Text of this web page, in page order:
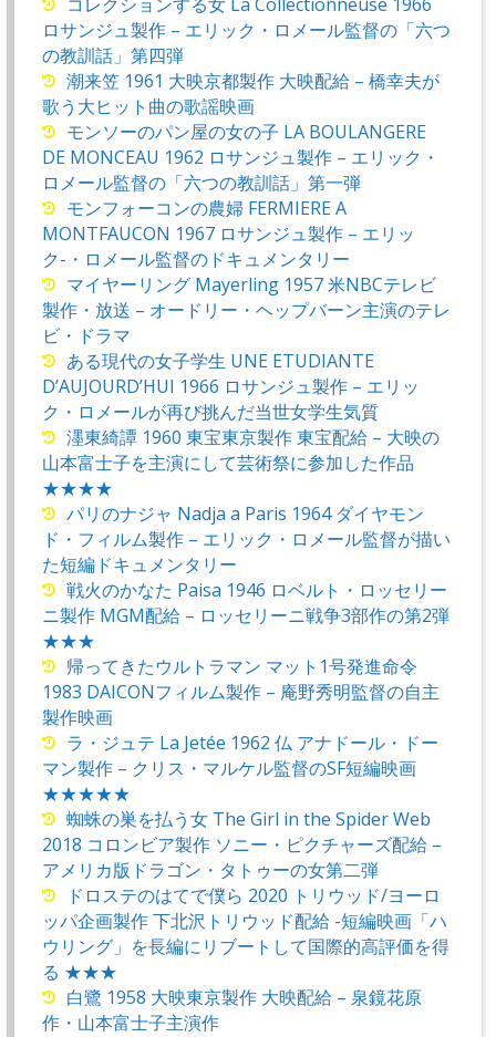
コレクションする女 La Collectionneuse 1966
ロサンジュ製作 – エリック・ロメール監督の「六つ
の教訓話」第四弾
潮来笠 1961 大映京都製作 大映配給 – 橋幸夫が
歌う大ヒット曲の歌謡映画
モンソーのパン屋の女の子 LA BOULANGERE
DE MONCEAU 1962 ロサンジュ製作 – エリック・
ロメール監督の「六つの教訓話」第一弾
モンフォーコンの農婦 FERMIERE A
MONTFAUCON 1967 ロサンジュ製作 – エリッ
ク-・ロメール監督のドキュメンタリー
マイヤーリング Mayerling 1957 米NBCテレビ
製作・放送 – オードリー・ヘップバーン主演のテレ
ビ・ドラマ
ある現代の女子学生 UNE ETUDIANTE
D’AUJOURD’HUI 1966 ロサンジュ製作 – エリッ
ク・ロメールが再び挑んだ当世女学生気質
濹東綺譚 1960 東宝東京製作 東宝配給 – 大映の
山本富士子を主演にして芸術祭に参加した作品
★★★★
パリのナジャ Nadja a Paris 1964 ダイヤモン
ド・フィルム製作 – エリック・ロメール監督が描い
た短編ドキュメンタリー
戦火のかなた Paisa 1946 ロベルト・ロッセリー
ニ製作 MGM配給 – ロッセリーニ戦争3部作の第2弾
★★★
帰ってきたウルトラマン マット1号発進命令
1983 DAICONフィルム製作 – 庵野秀明監督の自主
製作映画
ラ・ジュテ La Jetée 1962 仏 アナドール・ドー
マン製作 – クリス・マルケル監督のSF短編映画
★★★★★
蜘蛛の巣を払う女 The Girl in the Spider Web
2018 コロンビア製作 ソニー・ピクチャーズ配給 –
アメリカ版ドラゴン・タトゥーの女第二弾
ドロステのはてで僕ら 2020 トリウッド/ヨーロ
ッパ企画製作 下北沢トリウッド配給 -短編映画「ハ
ウリング」を長編にリブートして国際的高評価を得
る ★★★
白鷺 1958 大映東京製作 大映配給 – 泉鏡花原
作・山本富士子主演作